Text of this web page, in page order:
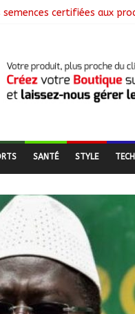
semences certifiées aux
salue les progrès du Tchad
vaste opération de
SANTÉ STYLE